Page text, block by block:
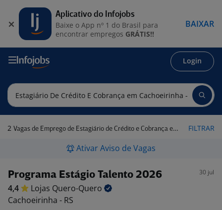
Login
2 Vagas de Emprego de Estagiário de Crédito e Cobrança em Cachoeirinha - RS FILTRAR
Ativar Aviso de Vagas
Programa Estágio Talento 2026 30 jul
4,4 Lojas Quero-Quero
Cachoeirinha - RS
Aplicativo do Infojobs
Baixe o App nº 1 do Brasil para
encontrar empregos GRÁTIS!!
BAIXAR